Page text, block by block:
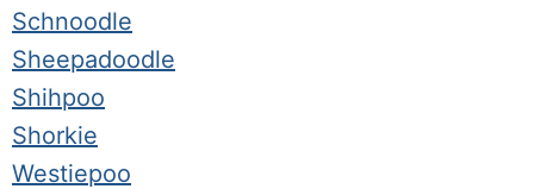
Schnoodle
Sheepadoodle
Shihpoo
Shorkie
Westiepoo